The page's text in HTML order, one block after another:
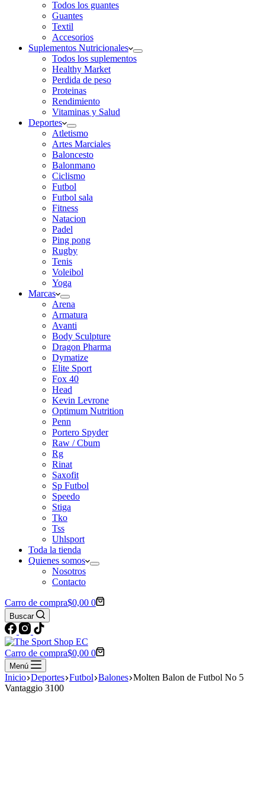
Todos los guantes
Guantes
Textil
Accesorios
Suplementos Nutricionales
Todos los suplementos
Healthy Market
Perdida de peso
Proteinas
Rendimiento
Vitaminas y Salud
Deportes
Atletismo
Artes Marciales
Baloncesto
Balonmano
Ciclismo
Futbol
Futbol sala
Fitness
Natacion
Padel
Ping pong
Rugby
Tenis
Voleibol
Yoga
Marcas
Arena
Armatura
Avanti
Body Sculpture
Dragon Pharma
Dymatize
Elite Sport
Fox 40
Head
Kevin Levrone
Optimum Nutrition
Penn
Portero Spyder
Raw / Cbum
Rg
Rinat
Saxofit
Sp Futbol
Speedo
Stiga
Tko
Tss
Uhlsport
Toda la tienda
Quienes somos
Nosotros
Contacto
Carro de compra$0,00 0
Buscar
Carro de compra$0,00 0
Menú
Inicio Deportes Futbol Balones Molten Balon de Futbol No 5
Vantaggio 3100